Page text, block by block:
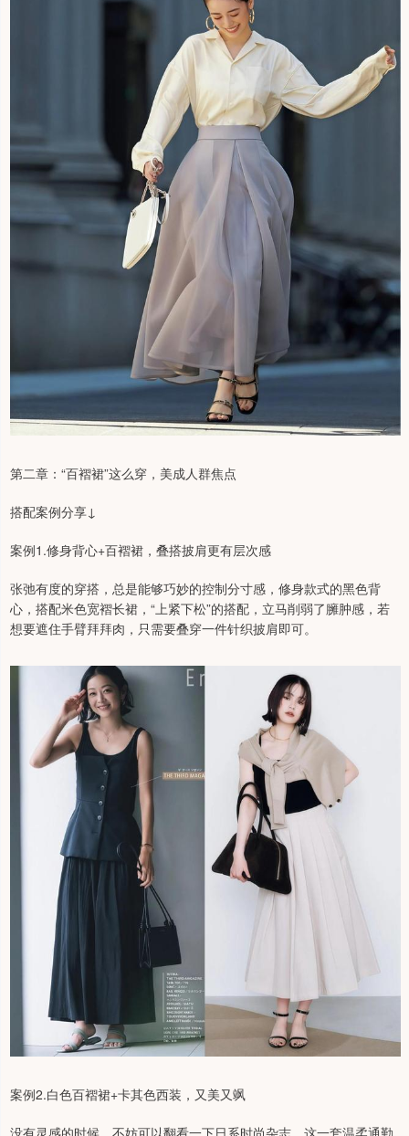
第二章：“百褶裙”这么穿，美成人群焦点
搭配案例分享↓
案例1.修身背心+百褶裙，叠搭披肩更有层次感
张弛有度的穿搭，总是能够巧妙的控制分寸感，修身款式的黑色背
心，搭配米色宽褶长裙，“上紧下松”的搭配，立马削弱了臃肿感，若
想要遮住手臂拜拜肉，只需要叠穿一件针织披肩即可。
案例2.白色百褶裙+卡其色西装，又美又飒